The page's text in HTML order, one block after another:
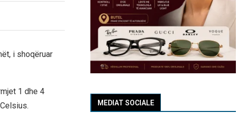
i shoqëruar
1 dhe 4
MEDIAT SOCIALE